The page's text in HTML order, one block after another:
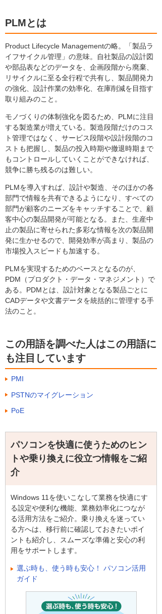
PLMとは
Product Lifecycle Managementの略。「製品ラ
イフサイクル管理」の意味。自社製品の設計図
や部品表などのデータを、企画段階から廃棄、
リサイクルに至る全行程で共有し、製品開発力
の強化、設計作業の効率化、在庫削減を目指す
取り組みのこと。
モノづくりの体制強化を図るため、PLMに注目
する製造業が増えている。製造段階だけのコス
ト管理ではなく、サービス段階や設計段階のコ
ストも把握し、製品の投入時期や撤退時期まで
もコントロールしていくことができなければ、
競争に勝ち残るのは難しい。
PLMを導入すれば、設計や製造、そのほかの各
部門で情報を共有できるようになり、すべての
部門が顧客のニーズをキャッチすることで、顧
客中心の製品開発が可能となる。また、生産中
止の製品に寄せられた多彩な情報を次の製品開
発に生かせるので、開発効率が高まり、製品の
市場投入スピードも加速する。
PLMを実現するためのベースとなるのが、
PDM（プロダクト・データ・マネジメント）で
ある。PDMとは、設計対象となる製品ごとに
CADデータや文書データを統括的に管理する手
法のこと。
この用語を調べた人はこの用語に
も注目しています
PMI
PSTNのマイグレーション
PoE
パソコンを快適に使うためのヒン
トや乗り換えに役立つ情報をご紹
介
Windows 11を使いこなして業務を快適にす
る設定や便利な機能、業務効率化につなが
る活用方法をご紹介。乗り換えを迷ってい
る方へは、移行前に確認しておきたいポイ
ントも紹介し、スムーズな準備と安心の利
用をサポートします。
選ぶ時も、使う時も安心！ パソコン活用
ガイド